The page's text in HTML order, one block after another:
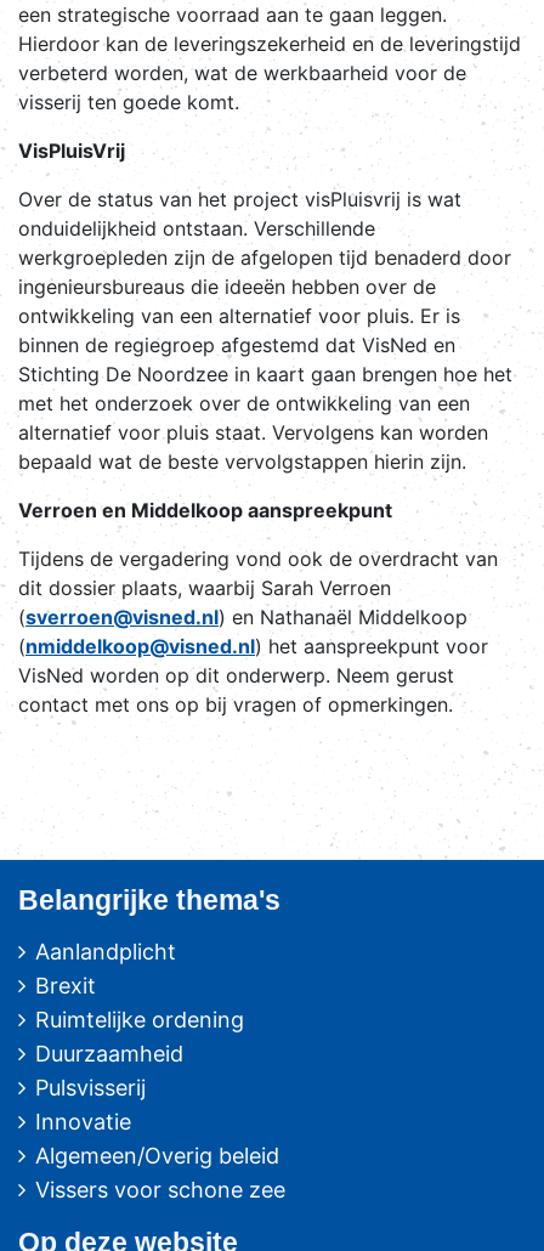
een strategische voorraad aan te gaan leggen.
Hierdoor kan de leveringszekerheid en de leveringstijd
verbeterd worden, wat de werkbaarheid voor de
visserij ten goede komt.
VisPluisVrij
Over de status van het project visPluisvrij is wat
onduidelijkheid ontstaan. Verschillende
werkgroepleden zijn de afgelopen tijd benaderd door
ingenieursbureaus die ideeën hebben over de
ontwikkeling van een alternatief voor pluis. Er is
binnen de regiegroep afgestemd dat VisNed en
Stichting De Noordzee in kaart gaan brengen hoe het
met het onderzoek over de ontwikkeling van een
alternatief voor pluis staat. Vervolgens kan worden
bepaald wat de beste vervolgstappen hierin zijn.
Verroen en Middelkoop aanspreekpunt
Tijdens de vergadering vond ook de overdracht van
dit dossier plaats, waarbij Sarah Verroen
(sverroen@visned.nl) en Nathanaël Middelkoop
(nmiddelkoop@visned.nl) het aanspreekpunt voor
VisNed worden op dit onderwerp. Neem gerust
contact met ons op bij vragen of opmerkingen.
Belangrijke thema's
Aanlandplicht
Brexit
Ruimtelijke ordening
Duurzaamheid
Pulsvisserij
Innovatie
Algemeen/Overig beleid
Vissers voor schone zee
Op deze website